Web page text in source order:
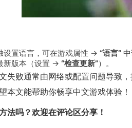
设置语言，可在游戏属性 → “语言” 中
新版本（设置 → “检查更新”）。
失败通常由网络或配置问题导致
本文能帮助你畅享中文游戏体验！
法吗？欢迎在评论区分享！